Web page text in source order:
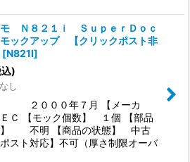
モ Ｎ８２１ｉ ＳｕｐｅｒＤｏｃ
ックアップ 【クリックポスト非
[N821I]
)
し
２０００年７月 【メーカ
【モック個数】 １個 【部品
】 不明 【商品の状態】 中古
ポスト対応】不可（厚さ制限オーバ